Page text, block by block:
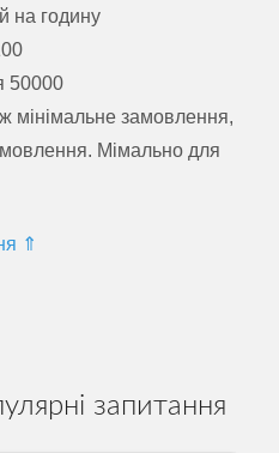
на годину
50000
мінімальне замовлення,
Мімально для
⇑
запитання